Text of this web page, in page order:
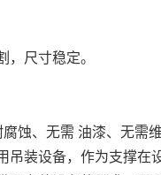
尺寸稳定。
、无需 油漆、无需
吊装设备，作为支撑